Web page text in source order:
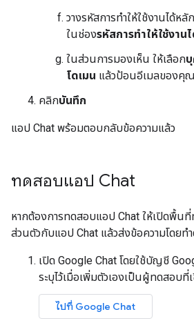
วางรหัสการทำให้ใช้งานได้ห
ในช่องรหัสการทำให้ใช้งาน
ในส่วนการมองเห็น ให้เลือก
โดเมน แล้วป้อนอีเมลของคุณ
คลิกบันทึก
แอป Chat พร้อมตอบกลับข้อความแล้ว
ทดสอบแอป Chat
หากต้องการทดสอบแอป Chat ให้เปิดพื้นที่
ส่วนตัวกับแอป Chat แล้วส่งข้อความโดยท
เปิด Google Chat โดยใช้บัญชี
ระบุไว้เมื่อเพิ่มตัวเองเป็นผู้ทดสอบที่
ไปที่ Google Chat